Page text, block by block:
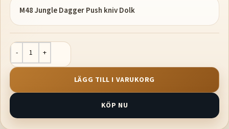
M48 Jungle Dagger Push kniv Dolk
LÄGG TILL I VARUKORG
KÖP NU